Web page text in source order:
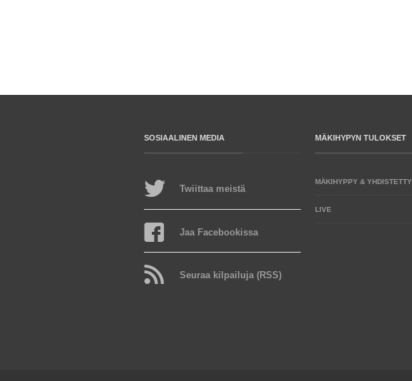
SOSIAALINEN MEDIA
Twiittaa meistä
Jaa Facebookissa
Seuraa kilpailuja (RSS)
MÄKIHYPYN TULOKSET
MÄKIHYPPY & YHDISTETTY
LIVE